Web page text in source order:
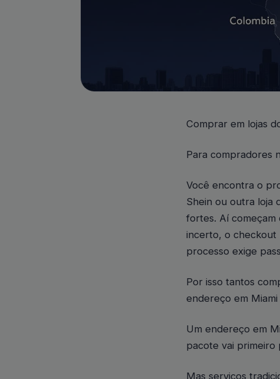
Comprar em lojas
Para compradores
Você encontra o
Shein ou outra loja
fortes. Aí começam
incerto, o checkout
processo exige
Por isso tantos
endereço em
Um endereço em
pacote vai primeiro
Mas serviços